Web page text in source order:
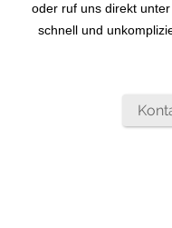
oder ruf uns direkt unter
schnell und